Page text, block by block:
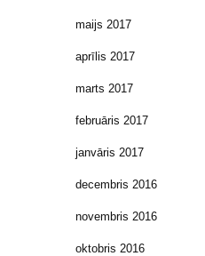
maijs 2017
aprīlis 2017
marts 2017
februāris 2017
janvāris 2017
decembris 2016
novembris 2016
oktobris 2016